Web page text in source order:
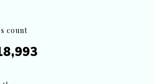
count